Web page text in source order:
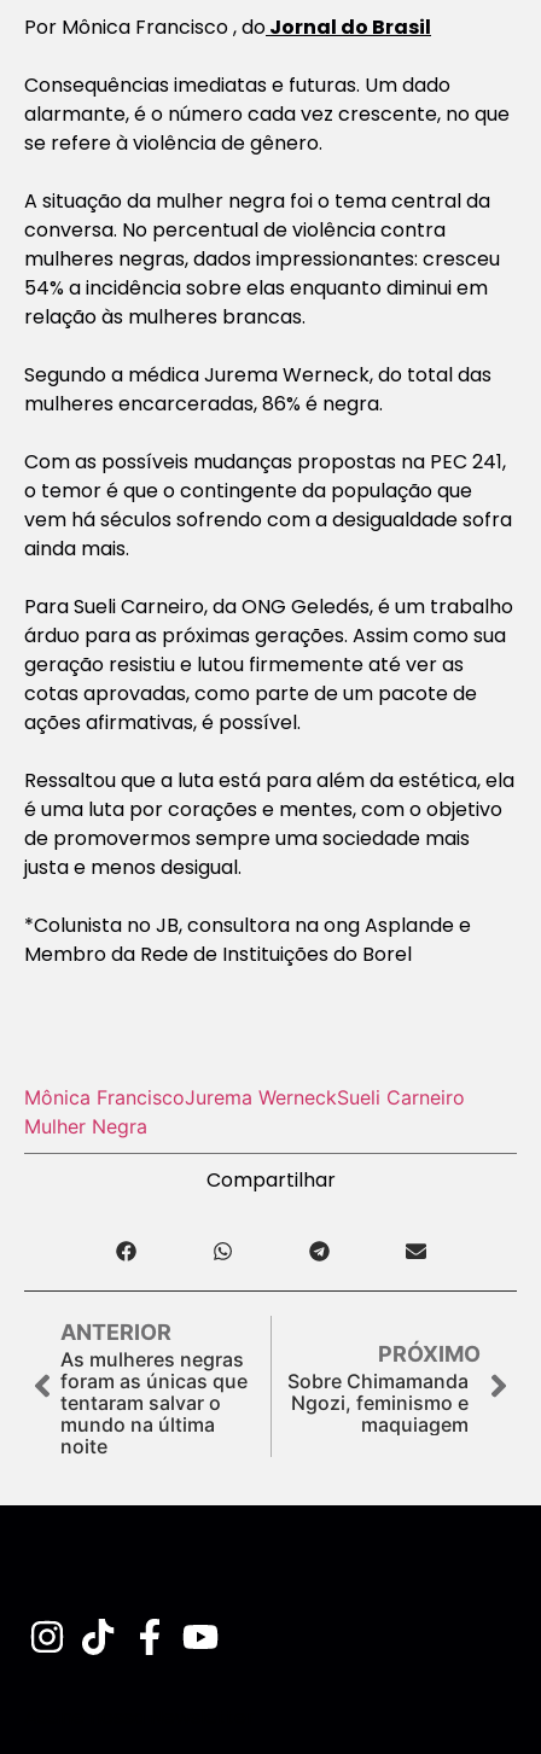
Por Mônica Francisco, doJornal do Brasil
Consequências imediatas e futuras. Um dado
alarmante, é o número cada vez crescente, no que
se refere à violência de gênero.
A situação da mulher negra foi o tema central da
conversa. No percentual de violência contra
mulheres negras, dados impressionantes: cresceu
54% a incidência sobre elas enquanto diminui em
relação às mulheres brancas.
Segundo a médica Jurema Werneck, do total das
mulheres encarceradas, 86% é negra.
Com as possíveis mudanças propostas na PEC 241,
o temor é que o contingente da população que
vem há séculos sofrendo com a desigualdade sofra
ainda mais.
Para Sueli Carneiro, da ONG Geledés, é um trabalho
árduo para as próximas gerações. Assim como sua
geração resistiu e lutou firmemente até ver as
cotas aprovadas, como parte de um pacote de
ações afirmativas, é possível.
Ressaltou que a luta está para além da estética, ela
é uma luta por corações e mentes, com o objetivo
de promovermos sempre uma sociedade mais
justa e menos desigual.
*Colunista no JB, consultora na ong Asplande e
Membro da Rede de Instituições do Borel
Mônica FranciscoJurema WerneckSueli Carneiro
Mulher Negra
Compartilhar
ANTERIOR
As mulheres negras
foram as únicas que
tentaram salvar o
mundo na última
noite
PRÓXIMO
Sobre Chimamanda
Ngozi, feminismo e
maquiagem